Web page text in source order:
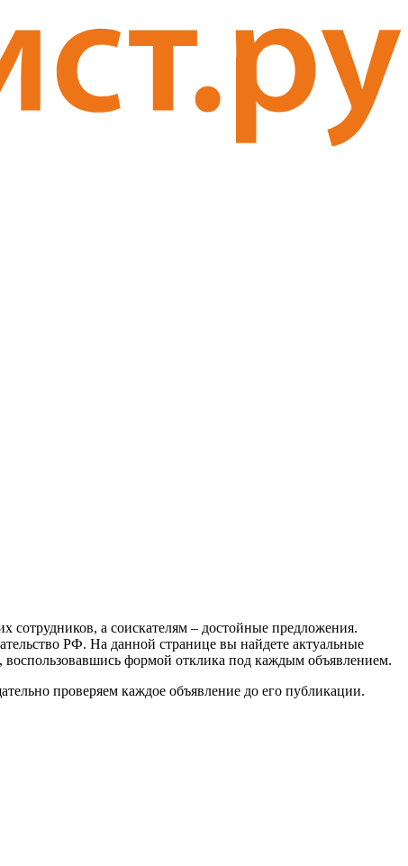
а соискателям – достойные предложения.
РФ. На данной странице вы найдете актуальные
формой отклика под каждым объявлением.
проверяем каждое объявление до его публикации.